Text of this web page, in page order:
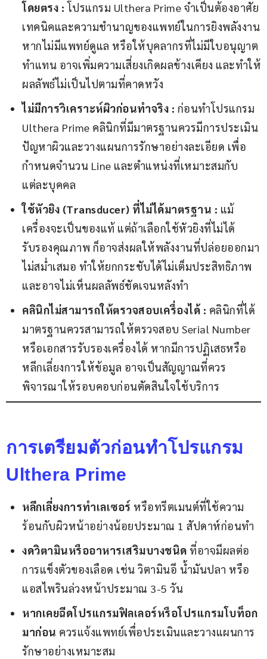
โดยตรง : โปรแกรม Ulthera Prime จำเป็นต้องอาศัย
เทคนิคและความชำนาญของแพทย์ในการยิงพลังงาน
หากไม่มีแพทย์ดูแล หรือให้บุคลากรที่ไม่มีใบอนุญาต
ทำแทน อาจเพิ่มความเสี่ยงเกิดผลข้างเคียง และทำให้
ผลลัพธ์ไม่เป็นไปตามที่คาดหวัง
ไม่มีการวิเคราะห์ผิวก่อนทำจริง : ก่อนทำโปรแกรม
Ulthera Prime คลินิกที่มีมาตรฐานควรมีการประเมิน
ปัญหาผิวและวางแผนการรักษาอย่างละเอียด เพื่อ
กำหนดจำนวน Line และตำแหน่งที่เหมาะสมกับ
แต่ละบุคคล
ใช้หัวยิง (Transducer) ที่ไม่ได้มาตรฐาน : แม้
เครื่องจะเป็นของแท้ แต่ถ้าเลือกใช้หัวยิงที่ไม่ได้
รับรองคุณภาพ ก็อาจส่งผลให้พลังงานที่ปล่อยออกมา
ไม่สม่ำเสมอ ทำให้ยกกระชับได้ไม่เต็มประสิทธิภาพ
และอาจไม่เห็นผลลัพธ์ชัดเจนหลังทำ
คลินิกไม่สามารถให้ตรวจสอบเครื่องได้ : คลินิกที่ได้
มาตรฐานควรสามารถให้ตรวจสอบ Serial Number
หรือเอกสารรับรองเครื่องได้ หากมีการปฏิเสธหรือ
หลีกเลี่ยงการให้ข้อมูล อาจเป็นสัญญาณที่ควร
พิจารณาให้รอบคอบก่อนตัดสินใจใช้บริการ
การเตรียมตัวก่อนทำโปรแกรม
Ulthera Prime
หลีกเลี่ยงการทำเลเซอร์ หรือทรีตเมนต์ที่ใช้ความ
ร้อนกับผิวหน้าอย่างน้อยประมาณ 1 สัปดาห์ก่อนทำ
งดวิตามินหรืออาหารเสริมบางชนิด ที่อาจมีผลต่อ
การแข็งตัวของเลือด เช่น วิตามินอี น้ำมันปลา หรือ
แอสไพรินล่วงหน้าประมาณ 3-5 วัน
หากเคยฉีดโปรแกรมฟิลเลอร์หรือโปรแกรมโบท็อก
มาก่อน ควรแจ้งแพทย์เพื่อประเมินและวางแผนการ
รักษาอย่างเหมาะสม